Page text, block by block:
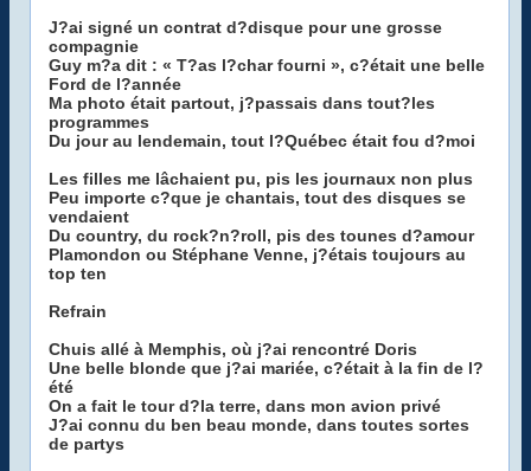
J?ai signé un contrat d?disque pour une grosse
compagnie
Guy m?a dit : « T?as l?char fourni », c?était une belle
Ford de l?année
Ma photo était partout, j?passais dans tout?les
programmes
Du jour au lendemain, tout l?Québec était fou d?moi
Les filles me lâchaient pu, pis les journaux non plus
Peu importe c?que je chantais, tout des disques se
vendaient
Du country, du rock?n?roll, pis des tounes d?amour
Plamondon ou Stéphane Venne, j?étais toujours au
top ten
Refrain
Chuis allé à Memphis, où j?ai rencontré Doris
Une belle blonde que j?ai mariée, c?était à la fin de l?
été
On a fait le tour d?la terre, dans mon avion privé
J?ai connu du ben beau monde, dans toutes sortes
de partys